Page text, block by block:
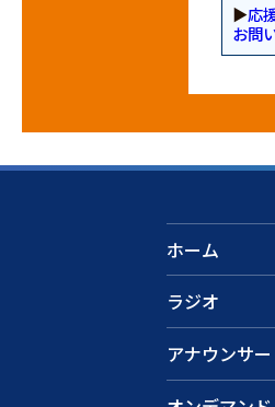
▶応
お問
ホーム
ラジオ
アナウンサー